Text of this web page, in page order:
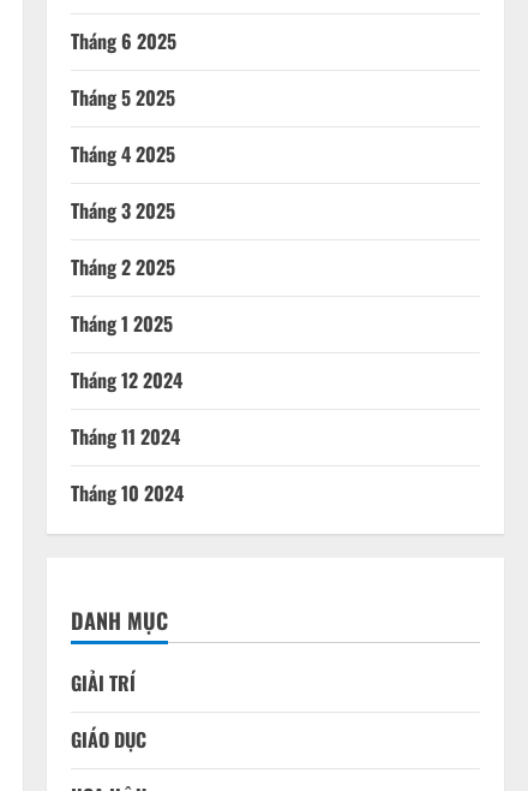
Tháng 6 2025
Tháng 5 2025
Tháng 4 2025
Tháng 3 2025
Tháng 2 2025
Tháng 1 2025
Tháng 12 2024
Tháng 11 2024
Tháng 10 2024
DANH MỤC
GIẢI TRÍ
GIÁO DỤC